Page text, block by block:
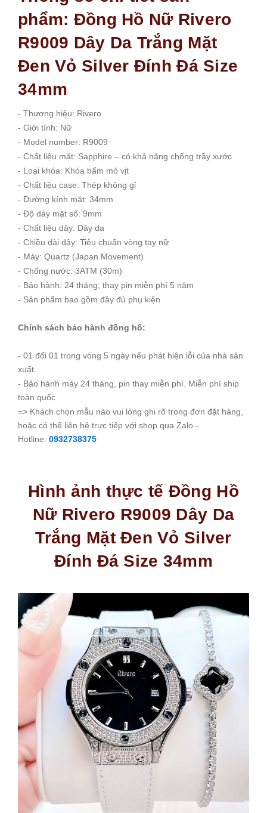
phẩm: Đồng Hồ Nữ Rivero
R9009 Dây Da Trắng Mặt
Đen Vỏ Silver Đính Đá Size
34mm
- Thương hiệu: Rivero
- Giới tính: Nữ
- Model number: R9009
- Chất liệu mặt: Sapphire – có khả năng chống trầy xước
- Loại khóa: Khóa bấm mỏ vịt
- Chất liệu case: Thép không gỉ
- Đường kính mặt: 34mm
- Độ dày mặt số: 9mm
- Chất liệu dây: Dây da
- Chiều dài dây: Tiêu chuẩn vòng tay nữ
- Máy: Quartz (Japan Movement)
- Chống nước: 3ATM (30m)
- Bảo hành: 24 tháng, thay pin miễn phí 5 năm
- Sản phẩm bao gồm đầy đủ phụ kiện
Chính sách bảo hành đồng hồ:
- 01 đổi 01 trong vòng 5 ngày nếu phát hiện lỗi của nhà sản
xuất.
- Bảo hành máy 24 tháng, pin thay miễn phí. Miễn phí ship
toàn quốc
=> Khách chọn mẫu nào vui lòng ghi rõ trong đơn đặt hàng,
hoặc có thể liên hệ trực tiếp với shop qua Zalo -
Hotline: 0932738375
Hình ảnh thực tế Đồng Hồ
Nữ Rivero R9009 Dây Da
Trắng Mặt Đen Vỏ Silver
Đính Đá Size 34mm